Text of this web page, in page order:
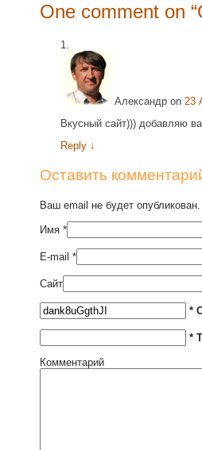
One comment on “
Александр on 23
Вкусный сайт))) добавляю
Reply ↓
Оставить
Ваш email не будет
Имя *
E-mail *
Сайт
*
*
Комментарий